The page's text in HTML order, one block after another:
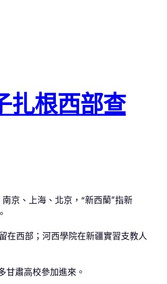
扎根西部查
京、上海、北京，“新西蘭”指新
在西部；河西學院在新疆實習支教人
甘肅高校參加進來。